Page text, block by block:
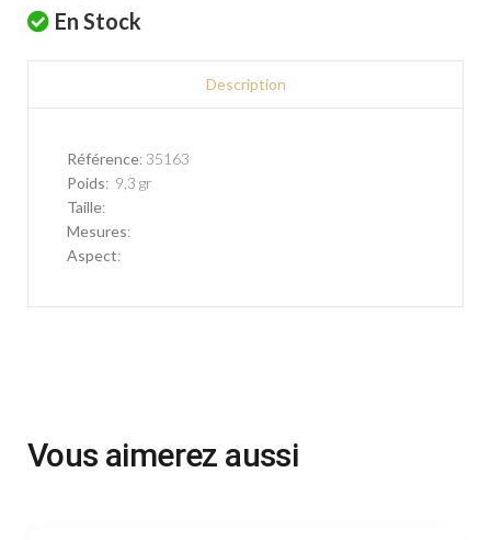
En Stock
Description
Référence: 35163
Poids: 9,3 gr
Taille:
Mesures:
Aspect:
Vous aimerez aussi